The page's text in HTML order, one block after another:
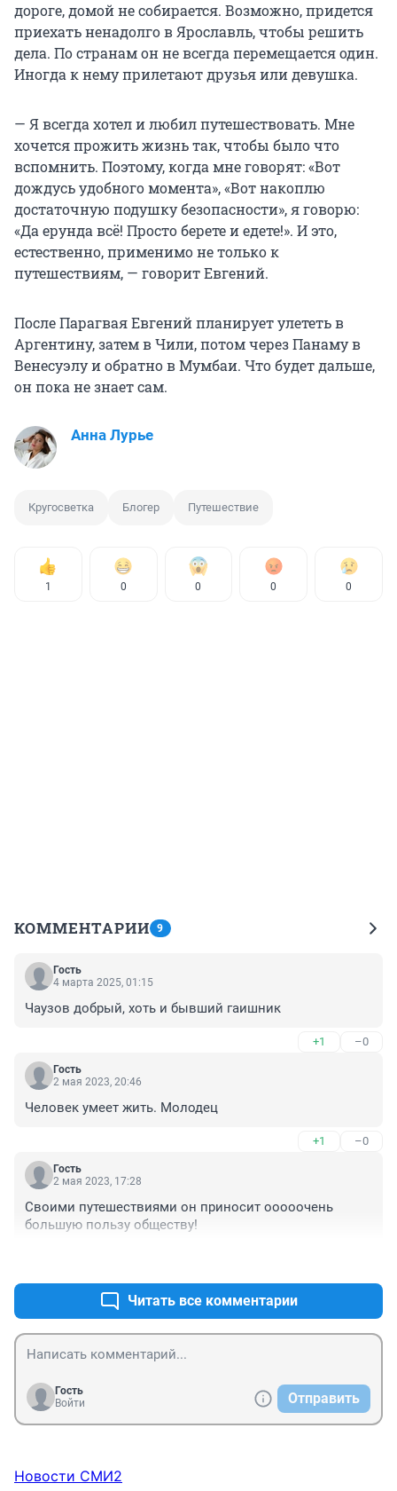
дороге, домой не собирается. Возможно, придется
приехать ненадолго в Ярославль, чтобы решить
дела. По странам он не всегда перемещается один.
Иногда к нему прилетают друзья или девушка.
— Я всегда хотел и любил путешествовать. Мне
хочется прожить жизнь так, чтобы было что
вспомнить. Поэтому, когда мне говорят: «Вот
дождусь удобного момента», «Вот накоплю
достаточную подушку безопасности», я говорю:
«Да ерунда всё! Просто берете и едете!». И это,
естественно, применимо не только к
путешествиям, — говорит Евгений.
После Парагвая Евгений планирует улететь в
Аргентину, затем в Чили, потом через Панаму в
Венесуэлу и обратно в Мумбаи. Что будет дальше,
он пока не знает сам.
Анна Лурье
Кругосветка Блогер Путешествие
1 0 0 0 0
КОММЕНТАРИИ 9
Гость
4 марта 2025, 01:15
Чаузов добрый, хоть и бывший гаишник
+1 –0
Гость
2 мая 2023, 20:46
Человек умеет жить. Молодец
+1 –0
Гость
2 мая 2023, 17:28
Своими путешествиями он приносит ооооочень
большую пользу обществу!
Читать все комментарии
Гость
Войти
Отправить
Новости СМИ2